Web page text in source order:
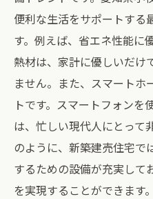
便利な生活をサポートする
す。例えば、省エネ性能に
熱材は、家計に優しいだけ
ません。また、スマートホ
トです。スマートフォン
は、忙しい現代人にとって
のように、新築建売住宅で
するための設備が充実して
を実現することができます